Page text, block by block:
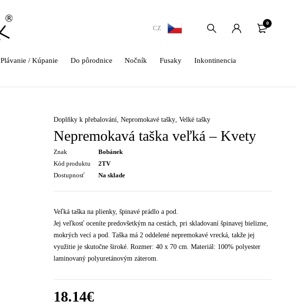
CZ
0
Plávanie / Kúpanie Do pôrodnice Nočník Fusaky
Inkontinencia
Doplňky k přebalování,Nepromokavé tašky,Velké tašky
Nepremokavá taška veľká – Kvety
Znak
Bobánek
Kód produktu
2TV
Dostupnosť
Na sklade
Veľká taška na plienky, špinavé prádlo a pod.
Jej veľkosť oceníte predovšetkým na cestách, pri skladovaní špinavej bielizne,
mokrých vecí a pod. Taška má 2 oddelené nepremokavé vrecká, takže jej
využitie je skutočne široké. Rozmer: 40 x 70 cm. Materiál: 100% polyester
laminovaný polyuretánovým záterom.
18.14€